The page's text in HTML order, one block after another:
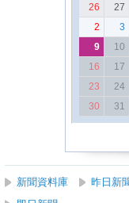
26
27
2
3
9
10
16
17
23
24
30
31
新聞資料庫 昨日新